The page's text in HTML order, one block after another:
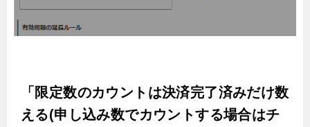
「限定数のカウントは決済完了済みだけ数
える(申し込み数でカウントする場合はチ